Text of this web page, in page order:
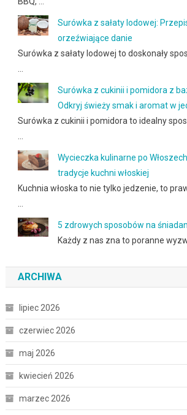
Surówka z sałaty lodowej:
orzeźwiające danie
Surówka z sałaty lodowej to doskonały
Surówka z cukinii i pomidora z
Odkryj świeży smak i aromat w
Surówka z cukinii i pomidora to idealny
Wycieczka kulinarne po
tradycje kuchni włoskiej
Kuchnia włoska to nie tylko jedzenie, to
5 zdrowych sposobów na
Każdy z nas zna to poranne
ARCHIWA
lipiec 2026
czerwiec 2026
maj 2026
kwiecień 2026
marzec 2026